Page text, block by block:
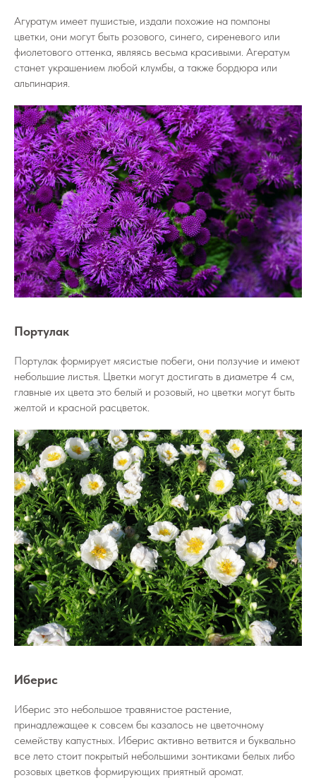
Агуратум имеет пушистые, издали похожие на помпоны
цветки, они могут быть розового, синего, сиреневого или
фиолетового оттенка, являясь весьма красивыми. Агератум
станет украшением любой клумбы, а также бордюра или
альпинария.
Портулак
Портулак формирует мясистые побеги, они ползучие и имеют
небольшие листья. Цветки могут достигать в диаметре 4 см,
главные их цвета это белый и розовый, но цветки могут быть
желтой и красной расцветок.
Иберис
Иберис это небольшое травянистое растение,
принадлежащее к совсем бы казалось не цветочному
семейству капустных. Иберис активно ветвится и буквально
все лето стоит покрытый небольшими зонтиками белых либо
розовых цветков формирующих приятный аромат.